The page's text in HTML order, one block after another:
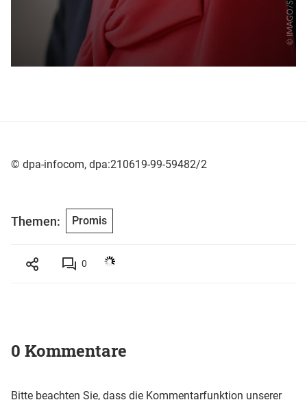
© dpa-infocom, dpa:210619-99-59482/2
Themen: Promis
0
0 Kommentare
Bitte beachten Sie, dass die Kommentarfunktion unserer